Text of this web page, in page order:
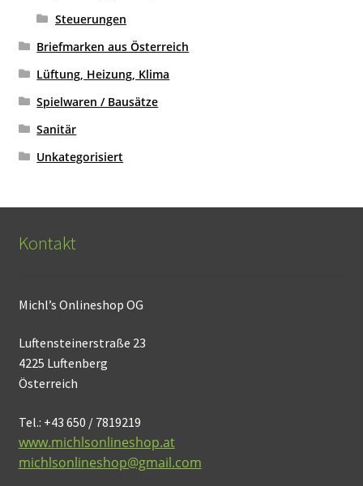
Steuerungen
Briefmarken aus Österreich
Lüftung, Heizung, Klima
Spielwaren / Bausätze
Sanitär
Unkategorisiert
Kontakt
Michl’s Onlineshop OG
Luftensteinerstraße 23
4225 Luftenberg
Österreich
Tel.: +43 650 / 7819219
www.michlsonlineshop.at
michlsonlineshop@gmail.com